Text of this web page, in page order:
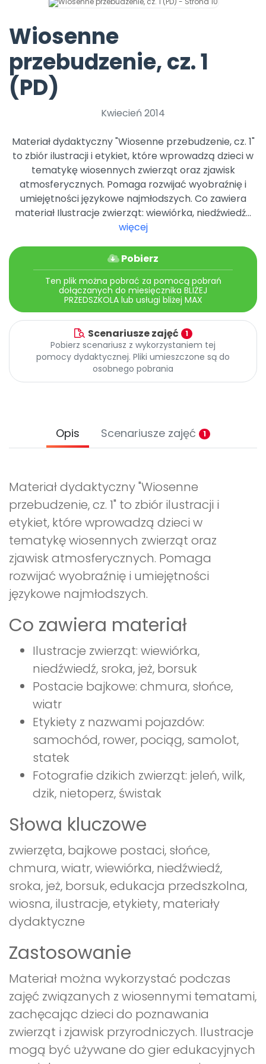
Promocje
Wiosenne
przebudzenie, cz. 1
(PD)
Kwiecień 2014
Materiał dydaktyczny "Wiosenne przebudzenie, cz. 1"
to zbiór ilustracji i etykiet, które wprowadzą dzieci w
tematykę wiosennych zwierząt oraz zjawisk
atmosferycznych. Pomaga rozwijać wyobraźnię i
umiejętności językowe najmłodszych. Co zawiera
materiał Ilustracje zwierząt: wiewiórka, niedźwiedź...
więcej
Pobierz
Ten plik można pobrać za pomocą pobrań
dołączanych do miesięcznika BLIŻEJ
PRZEDSZKOLA lub usługi bliżej MAX
Scenariusze zajęć 1
Pobierz scenariusz z wykorzystaniem tej
pomocy dydaktycznej. Pliki umieszczone są do
osobnego pobrania
Opis Scenariusze zajęć 1
Materiał dydaktyczny "Wiosenne
przebudzenie, cz. 1" to zbiór ilustracji i
etykiet, które wprowadzą dzieci w
tematykę wiosennych zwierząt oraz
zjawisk atmosferycznych. Pomaga
rozwijać wyobraźnię i umiejętności
językowe najmłodszych.
Co zawiera materiał
Ilustracje zwierząt: wiewiórka,
niedźwiedź, sroka, jeż, borsuk
Postacie bajkowe: chmura, słońce,
wiatr
Etykiety z nazwami pojazdów:
samochód, rower, pociąg, samolot,
statek
Fotografie dzikich zwierząt: jeleń, wilk,
dzik, nietoperz, świstak
Słowa kluczowe
zwierzęta, bajkowe postaci, słońce,
chmura, wiatr, wiewiórka, niedźwiedź,
sroka, jeż, borsuk, edukacja przedszkolna,
wiosna, ilustracje, etykiety, materiały
dydaktyczne
Zastosowanie
Materiał można wykorzystać podczas
zajęć związanych z wiosennymi tematami,
zachęcając dzieci do poznawania
zwierząt i zjawisk przyrodniczych. Ilustracje
mogą być używane do gier edukacyjnych